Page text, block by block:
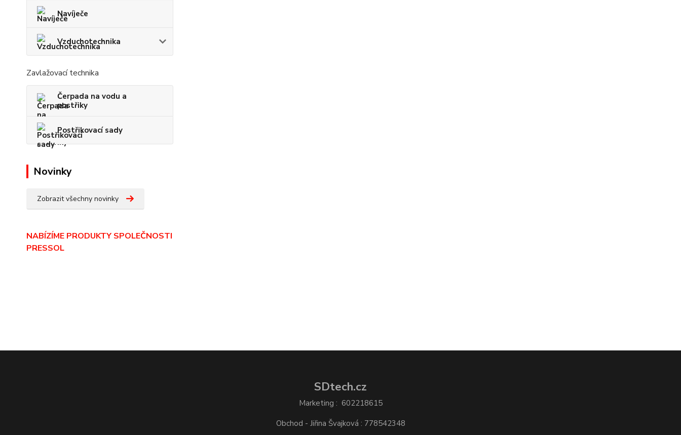
Navíječe
Vzduchotechnika
Zavlažovací technika
Čerpada na vodu a
postřiky
Postřikovací sady
Novinky
Zobrazit všechny novinky
NABÍZÍME PRODUKTY SPOLEČNOSTI
PRESSOL
SDtech.cz
Marketing : 602218615
Obchod - Jiřina Švajková : 778542348